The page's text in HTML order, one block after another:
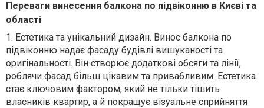
Переваги винесення балкона по підвіконню в Києві та
області
1. Естетика та унікальний дизайн. Винос балкона по
підвіконню надає фасаду будівлі вишуканості та
оригінальності. Він створює додаткові обсяги та лінії,
роблячи фасад більш цікавим та привабливим. Естетика
стає ключовим фактором, який не тільки тішить
власників квартир, а й покращує візуальне сприйняття